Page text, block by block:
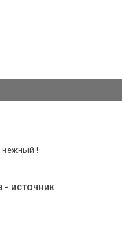
нежный !
- источник